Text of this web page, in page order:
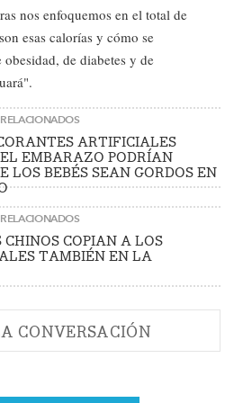
nos enfoquemos en el total de
esas calorías y cómo se
de diabetes y de
ARTIFICIALES
EMBARAZO PODRÍAN
LOS BEBÉS SEAN GORDOS EN
CHINOS COPIAN A LOS
TAMBIÉN EN LA
CONVERSACIÓN